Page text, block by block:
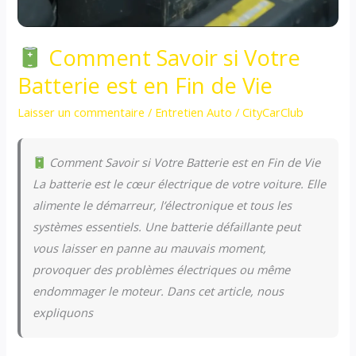
Comment Savoir si Votre
Batterie est en Fin de Vie
Laisser un commentaire / Entretien Auto /CityCarClub
Comment Savoir si Votre Batterie est en Fin de Vie
La batterie est le cœur électrique de votre voiture. Elle
alimente le démarreur, l’électronique et tous les
systèmes essentiels. Une batterie défaillante peut
vous laisser en panne au mauvais moment,
provoquer des problèmes électriques ou même
endommager le moteur. Dans cet article, nous
expliquons